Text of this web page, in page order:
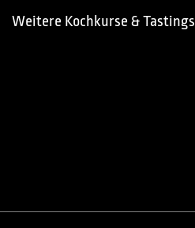
Weitere Kochkurse & Tastings